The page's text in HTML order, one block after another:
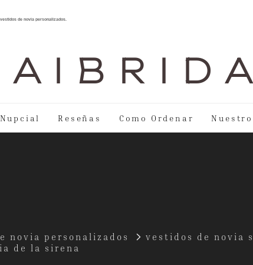
de novia personalizados.
A I B R I D
Reseñas Como Ordenar
novia personalizados
vestidos de novia
de la sirena